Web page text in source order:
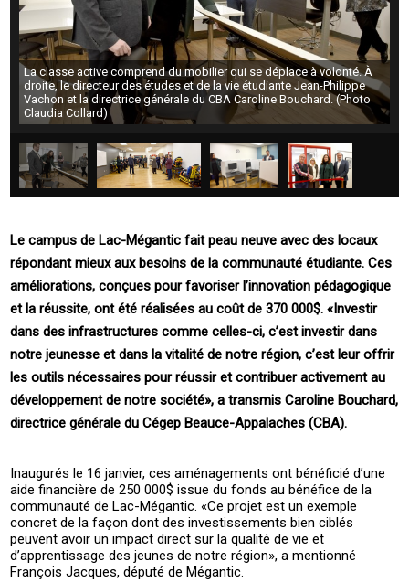
La classe active comprend du mobilier qui se déplace à volonté. À
droite, le directeur des études et de la vie étudiante Jean-Philippe
Vachon et la directrice générale du CBA Caroline Bouchard. (Photo
Claudia Collard)
Le campus de Lac-Mégantic fait peau neuve avec des locaux
répondant mieux aux besoins de la communauté étudiante. Ces
améliorations, conçues pour favoriser l’innovation pédagogique
et la réussite, ont été réalisées au coût de 370 000$. «Investir
dans des infrastructures comme celles-ci, c’est investir dans
notre jeunesse et dans la vitalité de notre région, c’est leur offrir
les outils nécessaires pour réussir et contribuer activement au
développement de notre société», a transmis Caroline Bouchard,
directrice générale du Cégep Beauce-Appalaches (CBA).
Inaugurés le 16 janvier, ces aménagements ont bénéficié d’une
aide financière de 250 000$ issue du fonds au bénéfice de la
communauté de Lac-Mégantic. «Ce projet est un exemple
concret de la façon dont des investissements bien ciblés
peuvent avoir un impact direct sur la qualité de vie et
d’apprentissage des jeunes de notre région», a mentionné
François Jacques, député de Mégantic.